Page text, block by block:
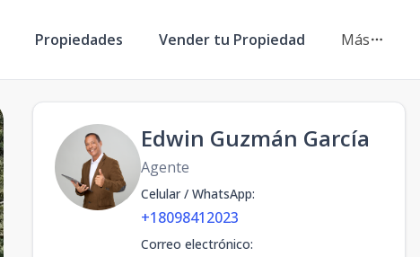
Propiedades Vender tu Propiedad Más
Edwin Guzmán García
Agente
Celular / WhatsApp:
+18098412023
Correo electrónico: